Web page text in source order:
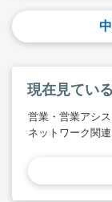
現在見てい
営業・営業アシ
ネットワーク関